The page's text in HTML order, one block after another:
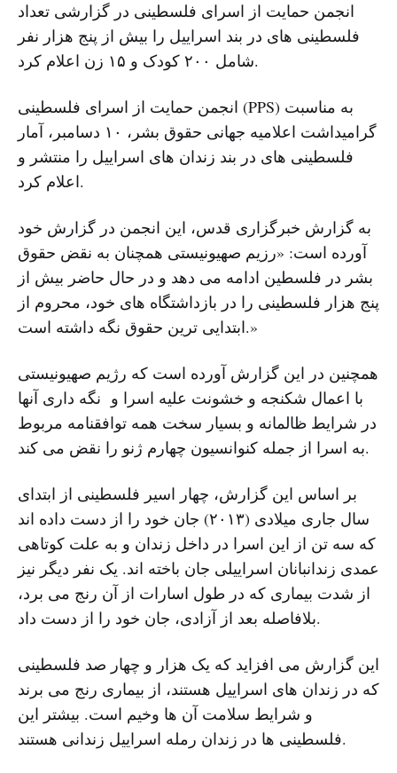
انجمن حمایت از اسرای فلسطینی در گزارشی تعداد
فلسطینی های در بند اسراییل را بیش از پنج هزار نفر
شامل ۲۰۰ کودک و ۱۵ زن اعلام کرد.
انجمن حمایت از اسرای فلسطینی (PPS) به مناسبت
گرامیداشت اعلامیه جهانی حقوق بشر، ۱۰ دسامبر، آمار
فلسطینی های در بند زندان های اسراییل را منتشر و
اعلام کرد.
به گزارش خبرگزاری قدس، این انجمن در گزارش خود
آورده است: «رزیم صهیونیستی همچنان به نقض حقوق
بشر در فلسطین ادامه می دهد و در حال حاضر بیش از
پنج هزار فلسطینی را در بازداشتگاه های خود، محروم از
ابتدایی ترین حقوق نگه داشته است.»
همچنین در این گزارش آورده است که رژیم صهیونیستی
با اعمال شکنجه و خشونت علیه اسرا و نگه داری آنها
در شرایط ظالمانه و بسیار سخت همه توافقنامه مربوط
به اسرا از جمله کنوانسیون چهارم ژنو را نقض می کند.
بر اساس این گزارش، چهار اسیر فلسطینی از ابتدای
سال جاری میلادی (۲۰۱۳) جان خود را از دست داده اند
که سه تن از این اسرا در داخل زندان و به علت کوتاهی
عمدی زندانبانان اسراییلی جان باخته اند. یک نفر دیگر نیز
از شدت بیماری که در طول اسارات از آن رنج می برد،
بلافاصله بعد از آزادی، جان خود را از دست داد.
این گزارش می افزاید که یک هزار و چهار صد فلسطینی
که در زندان های اسراییل هستند، از بیماری رنج می برند
و شرایط سلامت آن ها وخیم است. بیشتر این
فلسطینی ها در زندان رمله اسراییل زندانی هستند.